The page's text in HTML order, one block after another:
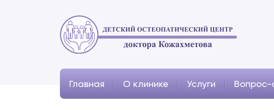
Главная О клинике Услуги Вопрос-